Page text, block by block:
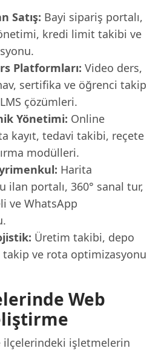
Satış: Bayi sipariş portalı,
kredi limit takibi ve
Platformları: Video ders,
sertifika ve öğrenci takip
çözümleri.
Yönetimi: Online
kayıt, tedavi takibi, reçete
modülleri.
Harita
ilan portalı, 360° sanal tur,
ve WhatsApp
Üretim takibi, depo
ve rota optimizasyonu
Web
ilçelerindeki işletmelerin